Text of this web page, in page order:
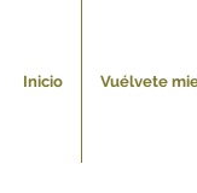
Inicio Vuélvete